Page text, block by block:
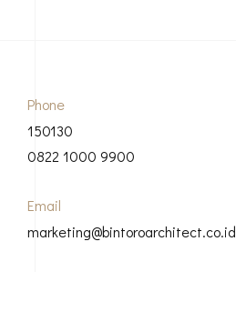
Phone
150130
0822 1000 9900
Email
marketing@bintoroarchitect.co.id